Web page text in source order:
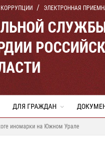
ЭЛЕКТРОННАЯ
ДЛЯ ГРАЖДАН
иномарки на Южном Урале